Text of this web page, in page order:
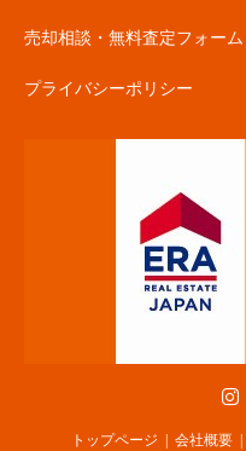
売却相談・無料査定フォーム
プライバシーポリシー
トップページ 会社概要